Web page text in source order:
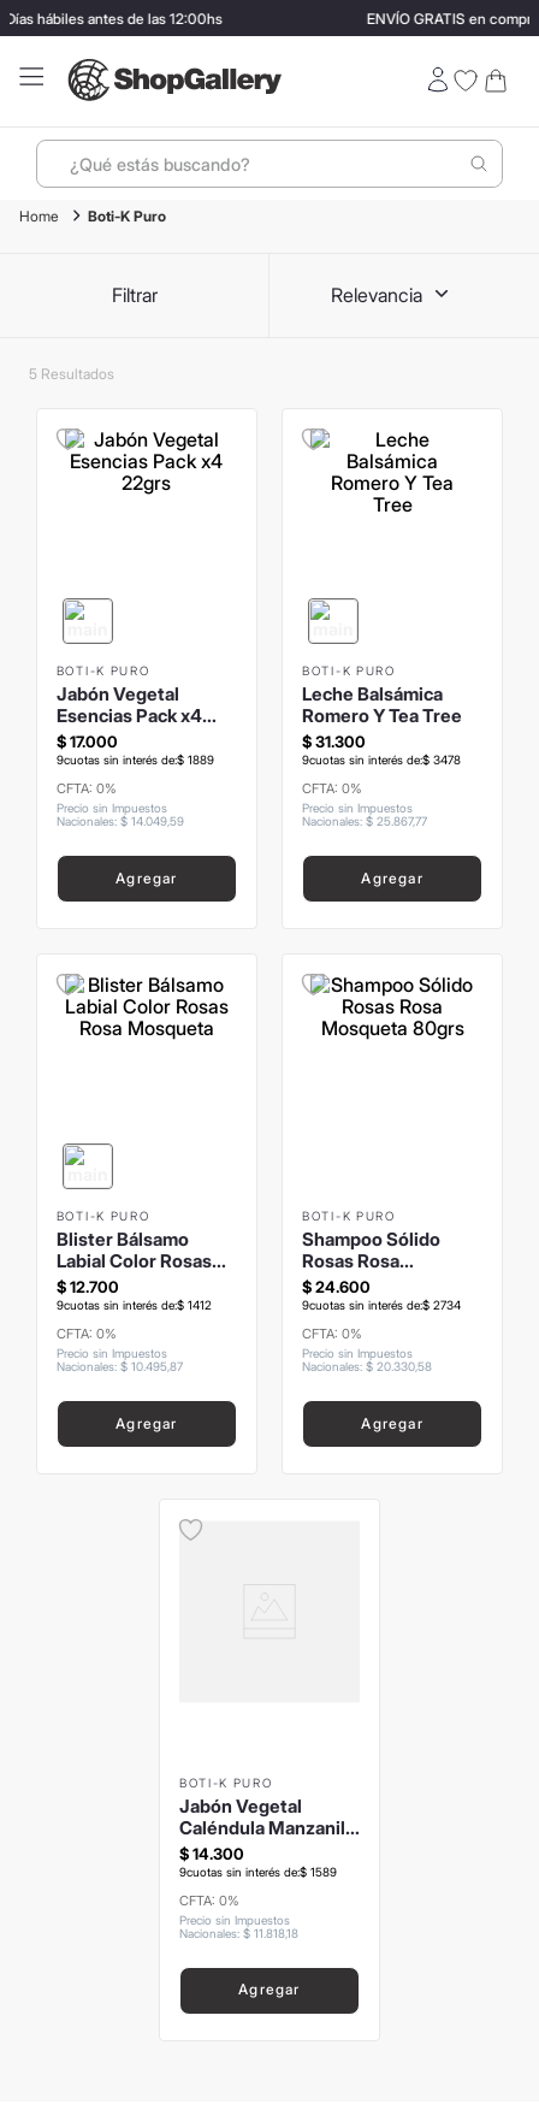
hábiles antes de las 12:00hs ENVÍO GRATIS en
¿Qué estás buscando?
Boti-K Puro
Filtrar Relevancia
5
BOTI-K PURO
Jabón Vegetal
Esencias Pack x4
22grs
$ 17.000
9cuotas sin interés de:$ 1889
CFTA: 0%
Precio sin Impuestos
Nacionales: $ 14.049,59
Agregar
BOTI-K PURO
Leche Balsámica
Romero Y Tea Tree
$31.300
9cuotas sin interés de:$ 3478
CFTA: 0%
Precio sin Impuestos
Nacionales: $ 25867,77
Agregar
BOTI-K PURO
Blister Bálsamo
Labial Color Rosas
Rosa Mosqueta
$ 12.700
9cuotas sin interés de:$ 1412
CFTA: 0%
Precio sin Impuestos
Nacionales: $ 10.495,87
Agregar
BOTI-K PURO
Shampoo Sólido
Rosas Rosa
Mosqueta 80grs
$24.600
9cuotas sin interés de:$ 2734
CFTA: 0%
Precio sin Impuestos
Nacionales: $ 2033058
Agregar
BOTI-K PURO
Jabón Vegetal
Caléndula Manzanilla
85grs
$14.300
9cuotas sin interés de:$ 1589
CFTA: 0%
Precio sin Impuestos
Nacionales: $ 11 818,18
Agregar
Términos más buscados
lentes sol
5 bressia
6. vino
9.
10.